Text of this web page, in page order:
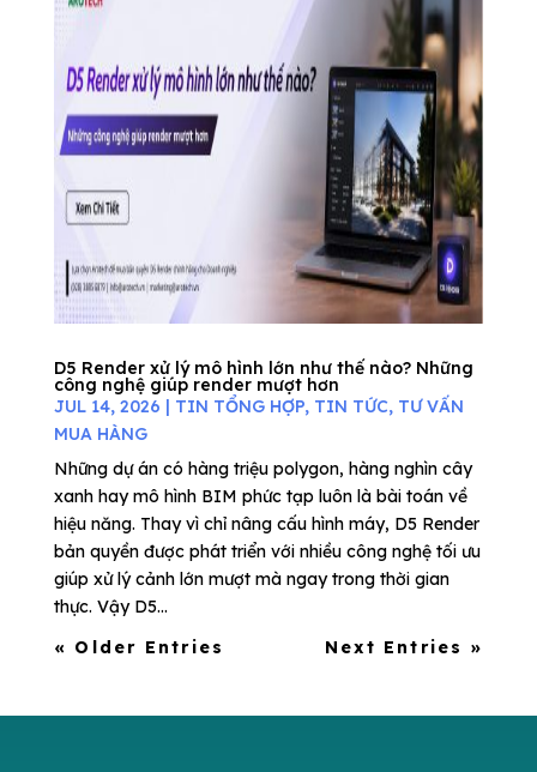
D5 Render xử lý mô hình lớn như thế nào? Những
công nghệ giúp render mượt hơn
JUL 14, 2026 | TIN TỔNG HỢP, TIN TỨC, TƯ VẤN
MUA HÀNG
Những dự án có hàng triệu polygon, hàng nghìn cây
xanh hay mô hình BIM phức tạp luôn là bài toán về
hiệu năng. Thay vì chỉ nâng cấu hình máy, D5 Render
bản quyền được phát triển với nhiều công nghệ tối ưu
giúp xử lý cảnh lớn mượt mà ngay trong thời gian
thực. Vậy D5...
« Older Entries
Next Entries »